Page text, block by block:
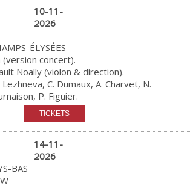
10-11-
2026
ÉLYSÉES
(version concert).
Noally (violon & direction).
Lezhneva, C. Dumaux, A. Charvet, N.
P. Figuier.
14-11-
2026
BAS